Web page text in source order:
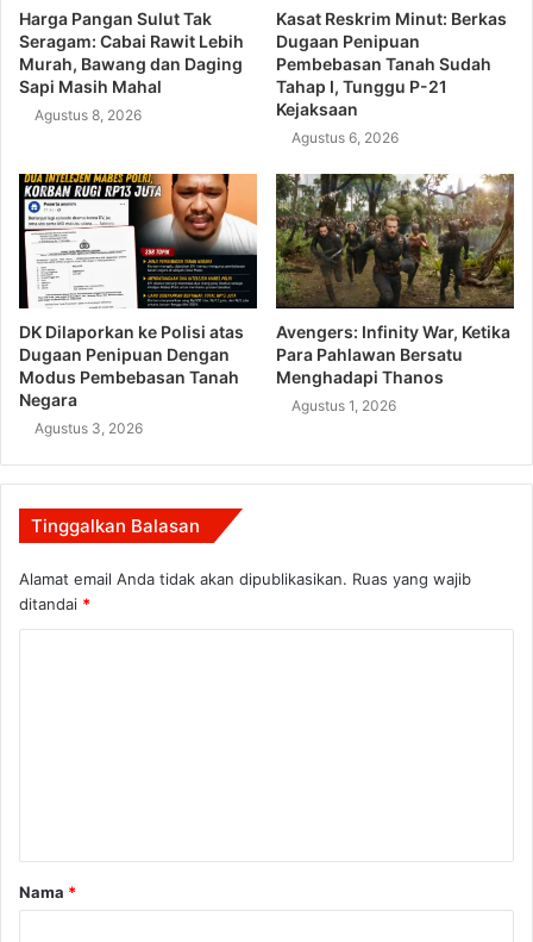
Harga Pangan Sulut Tak
Seragam: Cabai Rawit Lebih
Murah, Bawang dan Daging
Sapi Masih Mahal
Agustus 8, 2026
Kasat Reskrim Minut: Berkas
Dugaan Penipuan
Pembebasan Tanah Sudah
Tahap I, Tunggu P-21
Kejaksaan
Agustus 6, 2026
DK Dilaporkan ke Polisi atas
Dugaan Penipuan Dengan
Modus Pembebasan Tanah
Negara
Agustus 3, 2026
Avengers: Infinity War, Ketika
Para Pahlawan Bersatu
Menghadapi Thanos
Agustus 1, 2026
Tinggalkan Balasan
Alamat email Anda tidak akan dipublikasikan. Ruas yang wajib
ditandai *
a
r
Nama *